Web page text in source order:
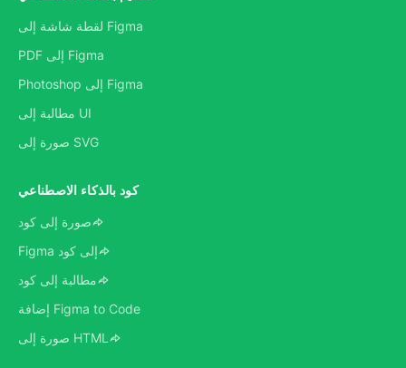
لقطة شاشة إلى Figma
PDF إلى Figma
Photoshop إلى Figma
مطالبة إلى UI
صورة إلى SVG
كود بالذكاء الاصطناعي
صورة إلى كود
Figma إلى كود
مطالبة إلى كود
إضافة Figma to Code
صورة إلى HTML